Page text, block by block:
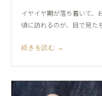
イヤイヤ期が落ち着いて
頃に訪れるのが、目で見
続きを読む →